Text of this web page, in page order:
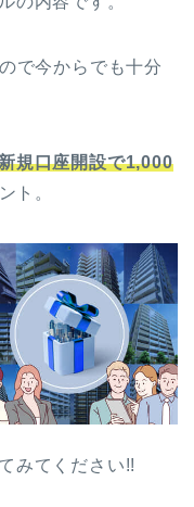
で今からでも十分
規口座開設で1,000
ト。
みてください!!